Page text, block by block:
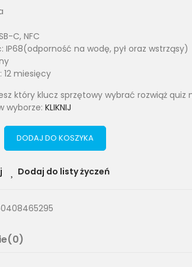
C, NFC
IP68(odporność na wodę, pył oraz wstrząsy)
12 miesięcy
który klucz sprzętowy wybrać rozwiąż
wyborze: KLIKNIJ
DODAJ DO KOSZYKA
Dodaj do listy życzeń